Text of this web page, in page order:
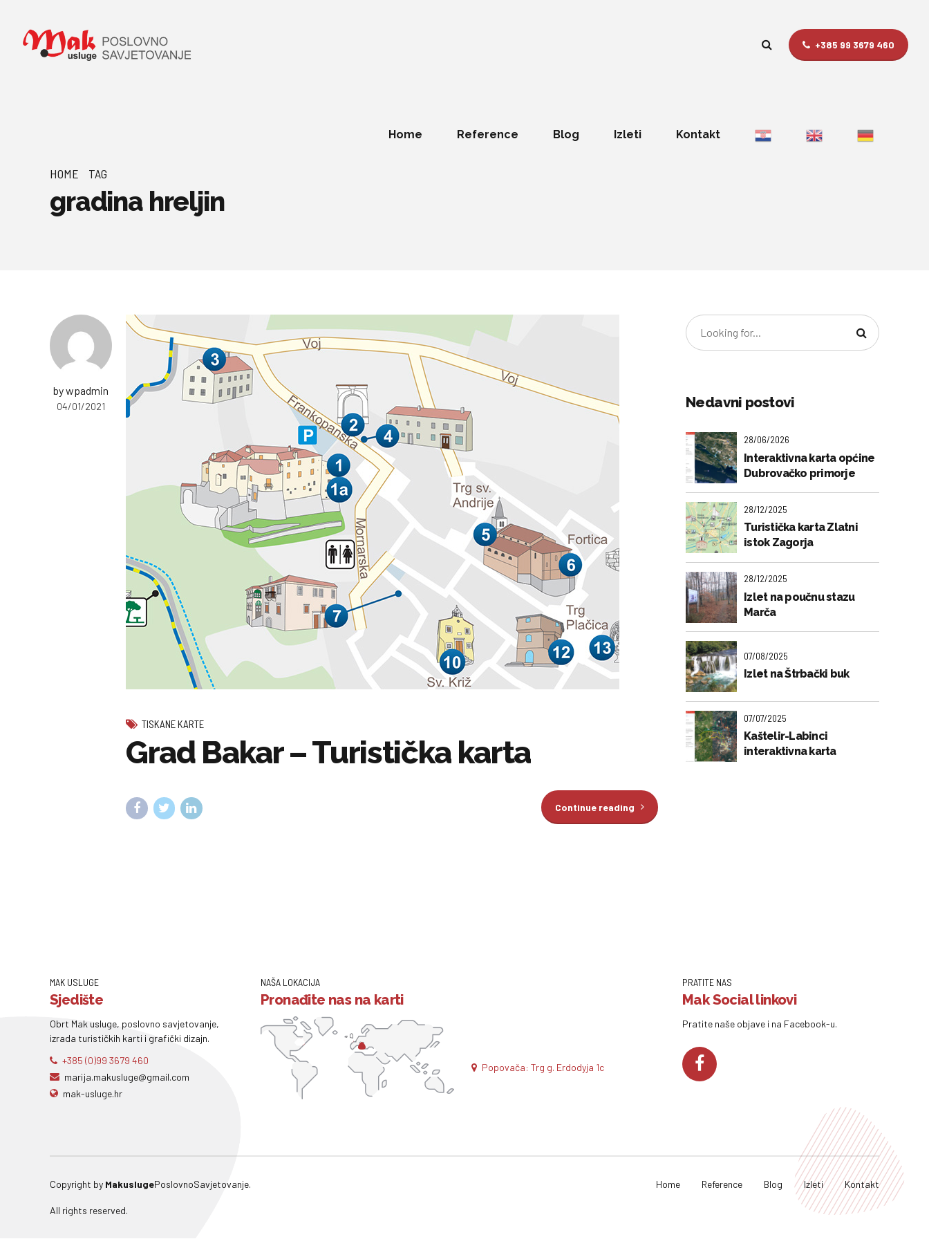
+385 99 3679 460
Home Reference Blog Izleti Kontakt
HOME TAG
gradina hreljin
by wpadmin
04/01/2021
TISKANE KARTE
Grad Bakar – Turistička karta
Continue reading
Nedavni postovi
28/06/2026
Interaktivna karta općine
Dubrovačko primorje
28/12/2025
Turistička karta Zlatni
istok Zagorja
28/12/2025
Izlet na poučnu stazu
Marča
07/08/2025
Izlet na Štrbački buk
07/07/2025
Kaštelir-Labinci
interaktivna karta
MAK USLUGE
Sjedište
Obrt Mak usluge, poslovno savjetovanje,
izrada turističkih karti i grafički dizajn.
+385 (0)99 3679 460
marija.makusluge@gmail.com
mak-usluge.hr
NAŠA LOKACIJA
Pronađite nas na karti
Popovača: Trg g. Erdodyja 1c
PRATITE NAS
Mak Social linkovi
Pratite naše objave i na Facebook-u.
Copyright by MakuslugePoslovnoSavjetovanje.
All rights reserved.
Home Reference Blog Izleti Kontakt